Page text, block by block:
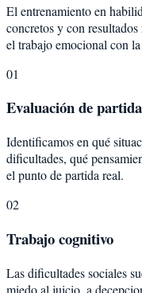
El entrenamiento en
concretos y con
el trabajo emocional con
01
Evaluación de partida
Identificamos en qué
dificultades, qué
el punto de partida real.
02
Trabajo cognitivo
Las dificultades sociales
miedo al juicio, a